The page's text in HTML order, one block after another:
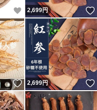
いいね！
2,699円
いいね！
2,699円